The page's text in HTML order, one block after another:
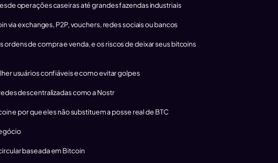
operações caseiras até grandes fazendas industriais
via exchanges, P2P, vouchers, redes sociais ou bancos
de compra e venda, e os riscos de deixar seus bitcoins
usuários confiáveis e como evitar golpes
descentralizadas como a Nostr
e por que eles não substituem a posse real de BTC
baseada em Bitcoin